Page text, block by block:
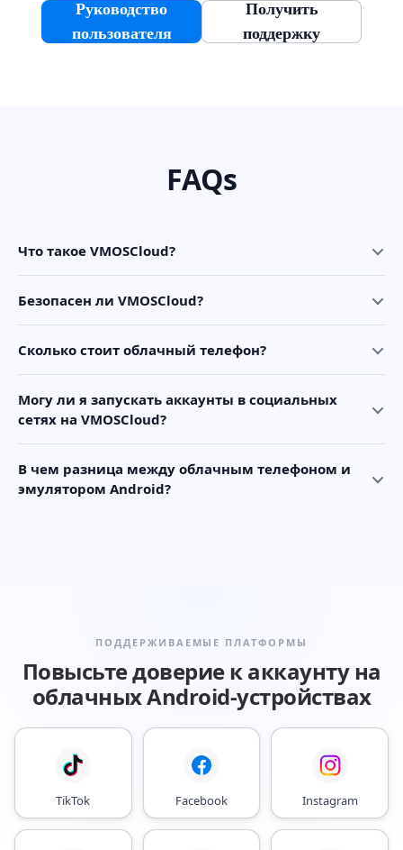
Руководство
пользователя
Получить
поддержку
FAQs
Что такое VMOSCloud?
Безопасен ли VMOSCloud?
Сколько стоит облачный телефон?
Могу ли я запускать аккаунты в социальных
сетях на VMOSCloud?
В чем разница между облачным телефоном и
эмулятором Android?
ПОДДЕРЖИВАЕМЫЕ ПЛАТФОРМЫ
Повысьте доверие к аккаунту на
облачных Android-устройствах
TikTok Facebook Instagram